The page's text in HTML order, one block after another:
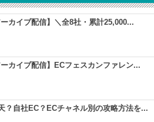
ーカイブ配信】＼全8社・累計25,000...
ーカイブ配信】ECフェスカンファレン...
？自社EC？ECチャネル別の攻略方法を...